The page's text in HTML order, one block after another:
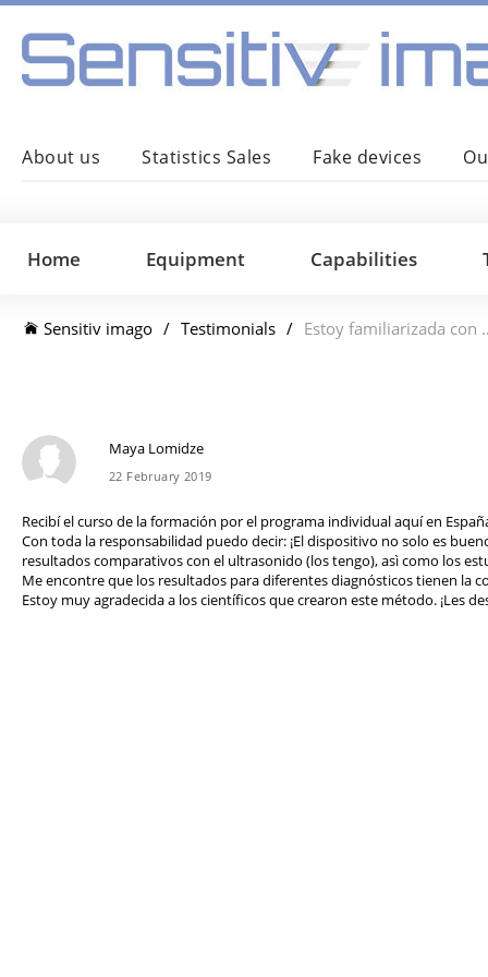
About us Statistics Sales Fake devices
Home Equipment Capabilities
Sensitiv imago Testimonials Estoy familiarizada con el diagnóstico
Maya Lomidze
22 February 2019
Recibí el curso de la formación por el programa individual aquí en
Con toda la responsabilidad puedo decir: ¡El dispositivo no solo es
resultados comparativos con el ultrasonido (los tengo), asì como los
Me encontre que los resultados para diferentes diagnósticos tienen la
Estoy muy agradecida a los científicos que crearon este método. ¡Les